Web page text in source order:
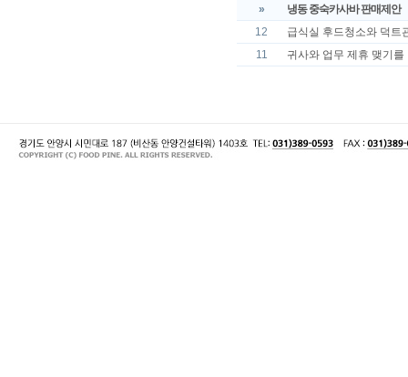
»
냉동 중숙카사바 판매제안
12
급식실 후드청소와 덕트
11
귀사와 업무 제휴 맺기를